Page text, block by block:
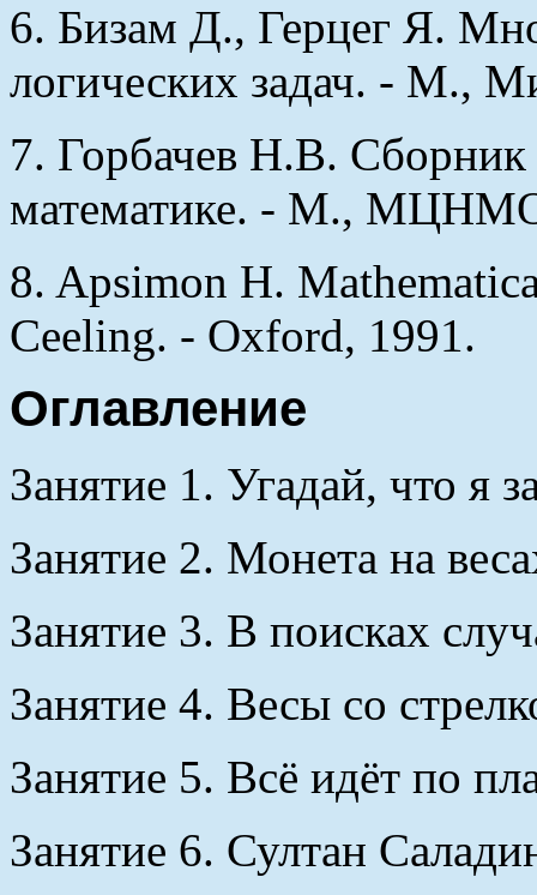
6. Бизам Д., Герцег Я.
логических задач. - М.,
7. Горбачев Н.В.
математике. - М.,
8. Apsimon H.
Ceeling. - Oxford, 1991.
Оглавление
Занятие 1. Угадай, что я
Занятие 2. Монета на
Занятие 3. В поисках
Занятие 4. Весы со
Занятие 5. Всё идёт по
Занятие 6. Султан